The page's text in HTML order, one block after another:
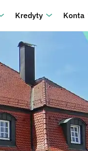
Kredyty Konta